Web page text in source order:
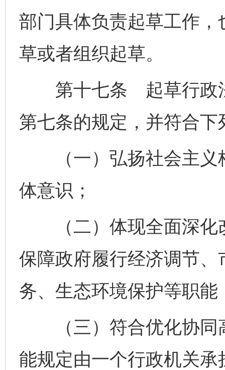
部门具体负责起草工作
草或者组织起草。
第十七条 起草行政法
第七条的规定，并符合下
（一）弘扬社会主义
体意识；
（二）体现全面深化
保障政府履行经济调节
务、生态环境保护等职能
（三）符合优化协同
能规定由一个行政机关